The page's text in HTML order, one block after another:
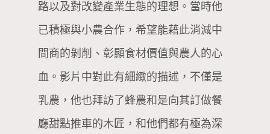
路以及對改變產業生態的理想。當時他
已積極與小農合作，希望能藉此消減中
間商的剝削、彰顯食材價值與農人的心
血。影片中對此有細緻的描述，不僅是
乳農，他也拜訪了蜂農和是向其訂做餐
廳甜點推車的木匠，和他們都有極為深